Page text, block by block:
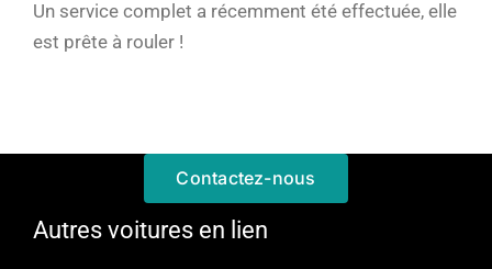
Un service complet a récemment été effectuée, elle
est prête à rouler !
Contactez-nous
Autres voitures en lien